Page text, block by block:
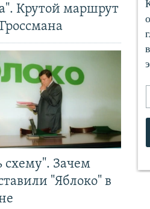
Крутой маршрут
схему". Зачем
"Яблоко" в